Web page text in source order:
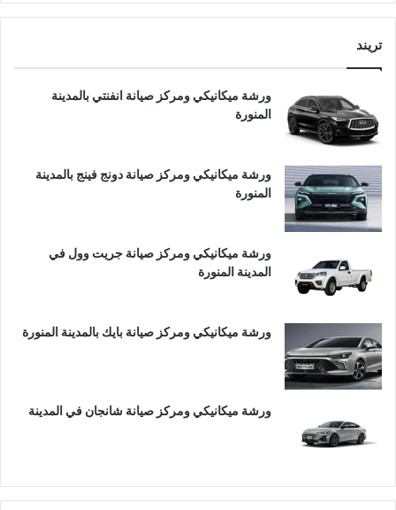
تريند
ورشة ميكانيكي ومركز صيانة انفنتي بالمدينة
المنورة
ورشة ميكانيكي ومركز صيانة دونج فينج بالمدينة
المنورة
ورشة ميكانيكي ومركز صيانة جريت وول في
المدينة المنورة
ورشة ميكانيكي ومركز صيانة بايك بالمدينة المنورة
ورشة ميكانيكي ومركز صيانة شانجان في المدينة